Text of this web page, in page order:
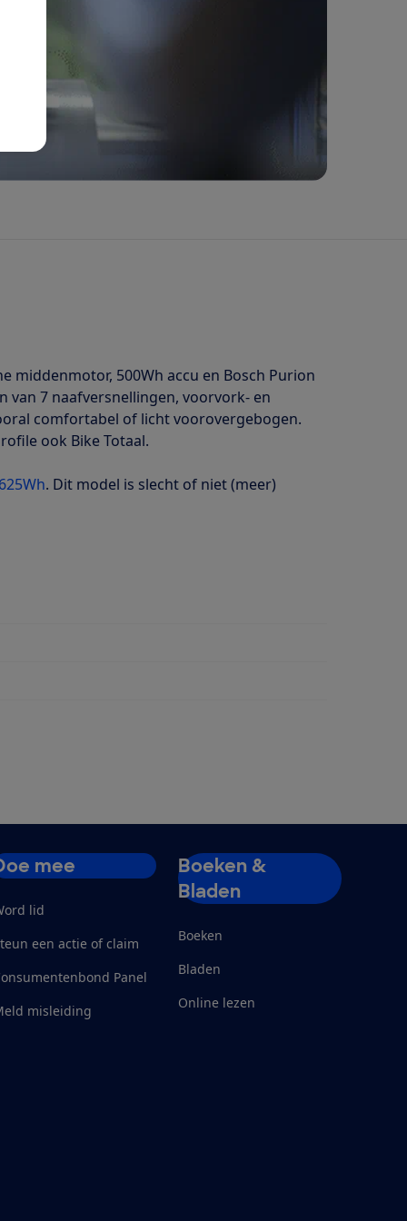
middenmotor, 500Wh accu en Bosch Purion
van 7 naafversnellingen, voorvork- en
comfortabel of licht voorovergebogen.
ook Bike Totaal.
. Dit model is slecht of niet (meer)
mee
lid
een actie of claim
Panel
misleiding
Boeken &
Bladen
Boeken
Bladen
Online lezen